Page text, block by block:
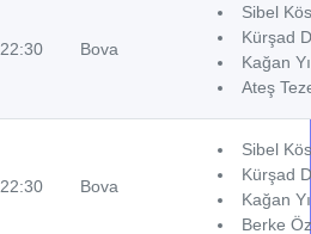
22:30 Bova
Sibel
Kürşad
Kağan
Ateş
22:30 Bova
Sibel
Kürşad
Kağan
Berke